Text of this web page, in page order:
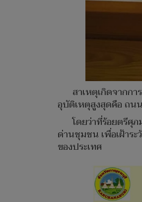
สาเหตุเกิดจากก
อุบัติเหตุสูงสุดคือ ถน
โดยว่าที่ร้อยตรีศุ
ด่านชุมชน เพื่อเฝ้าร
ของประเทศ